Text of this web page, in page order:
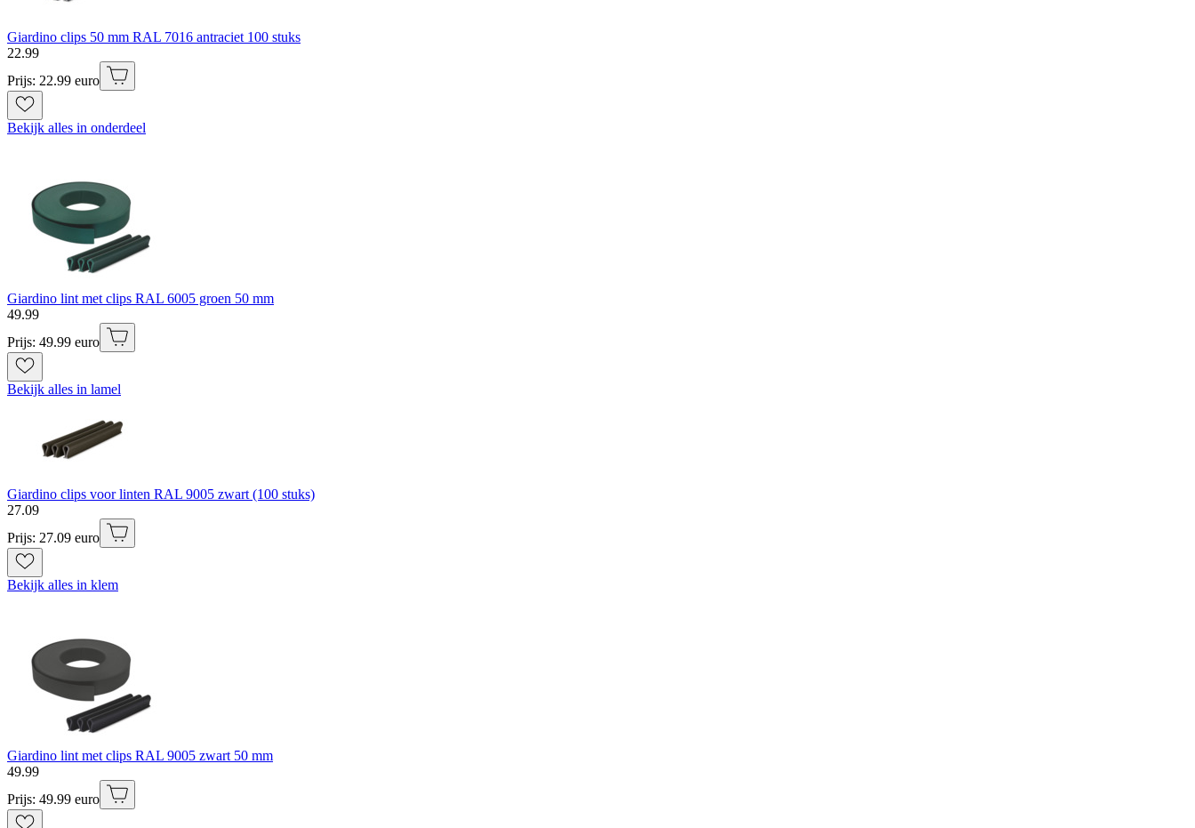
Giardino clips 50 mm RAL 7016 antraciet 100 stuks
22.99
Prijs: 22.99 euro
Bekijk alles in onderdeel
Giardino lint met clips RAL 6005 groen 50 mm
49.99
Prijs: 49.99 euro
Bekijk alles in lamel
Giardino clips voor linten RAL 9005 zwart (100 stuks)
27.09
Prijs: 27.09 euro
Bekijk alles in klem
Giardino lint met clips RAL 9005 zwart 50 mm
49.99
Prijs: 49.99 euro